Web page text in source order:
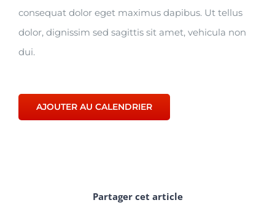
consequat dolor eget maximus dapibus. Ut tellus
dolor, dignissim sed sagittis sit amet, vehicula non
dui.
AJOUTER AU CALENDRIER
Partager cet article